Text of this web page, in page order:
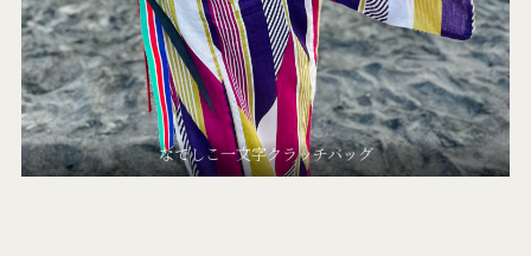
なでしこ一文字クラッチバッグ